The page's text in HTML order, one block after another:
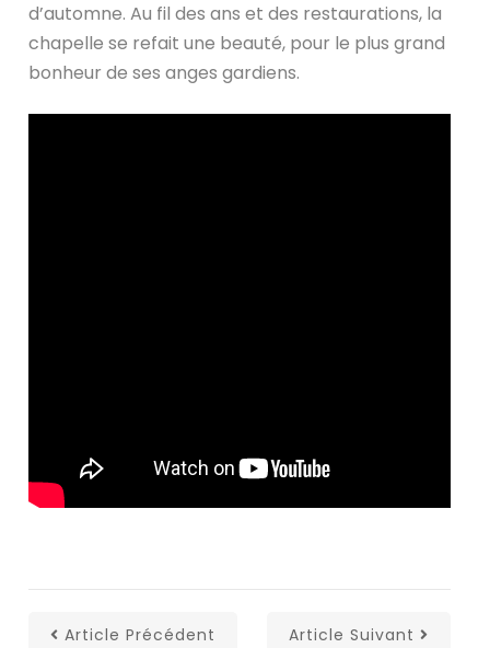
d’automne. Au fil des ans et des restaurations, la
chapelle se refait une beauté, pour le plus grand
bonheur de ses anges gardiens.
Article Précédent Article Suivant